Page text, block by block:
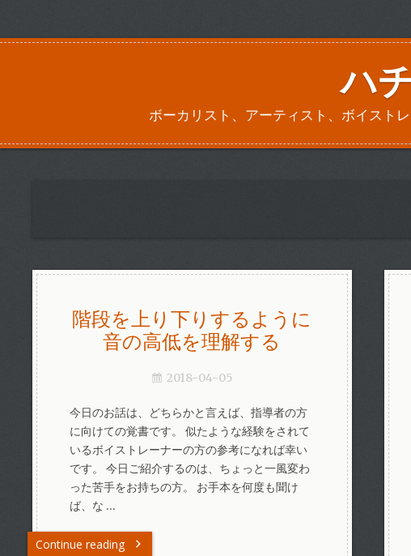
ハ
ボーカリスト、アーティスト、ボイスト
階段を上り下りするように
音の高低を理解する
2018-04-05
今日のお話は、どちらかと言えば、指導者の方
に向けての覚書です。 似たような経験をされて
いるボイストレーナーの方の参考になれば幸い
です。 今日ご紹介するのは、ちょっと一風変わ
った苦手をお持ちの方。 お手本を何度も聞け
ば、な …
Continue reading